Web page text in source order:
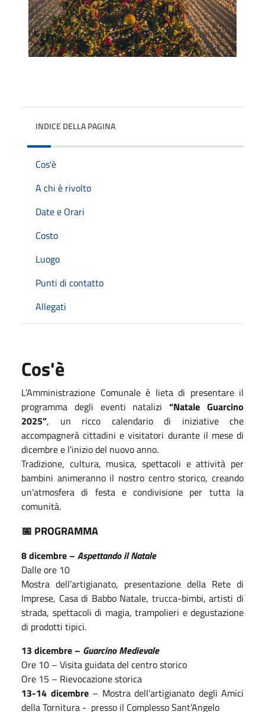
INDICE DELLA PAGINA
Cos'è
A chi è rivolto
Date e Orari
Costo
Luogo
Punti di contatto
Allegati
Cos'è
L’Amministrazione Comunale è lieta di presentare il
programma degli eventi natalizi“Natale Guarcino
2025”, un ricco calendario di iniziative che
accompagnerà cittadini e visitatori durante il mese di
dicembre e l’inizio del nuovo anno.
Tradizione, cultura, musica, spettacoli e attività per
bambini animeranno il nostro centro storico, creando
un’atmosfera di festa e condivisione per tutta la
comunità.
📅 PROGRAMMA
8 dicembre – Aspettando il Natale
Dalle ore 10
Mostra dell’artigianato, presentazione della Rete di
Imprese, Casa di Babbo Natale, trucca-bimbi, artisti di
strada, spettacoli di magia, trampolieri e degustazione
di prodotti tipici.
13 dicembre – Guarcino Medievale
Ore 10 – Visita guidata del centro storico
Ore 15 – Rievocazione storica
13-14 dicembre– Mostra dell’artigianato degli Amici
della Tornitura - presso il Complesso Sant’Angelo